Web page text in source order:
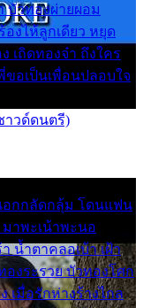
วทองผ่ายผอม
งไห้ลูกเดียว หยุด
เถิดทองจ๋า ถึงใคร
ขอเป็นเพื่อนปลอบใจ
าวด์ดนตรี)
อกกลัดกลุ้ม โดนแฟน
าพะเน้าพะนอ
น้ำตาคลอเบ้า เฝ้า
งระรวย บัวทองโศก
เมื่อรักห่างร้างไกล